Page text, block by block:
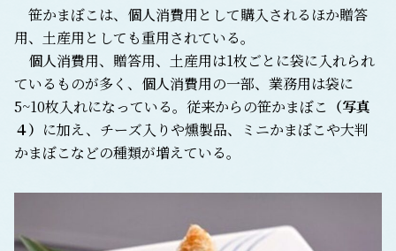
笹かまぼこは、個人消費用として購入されるほか贈答
用、土産用としても重用されている。
個人消費用、贈答用、土産用は1枚ごとに袋に入れられ
ているものが多く、個人消費用の一部、業務用は袋に
5~10枚入れになっている。従来からの笹かまぼこ （写真
４） に加え、チーズ入りや燻製品、ミニかまぼこや大判
かまぼこなどの種類が増えている。